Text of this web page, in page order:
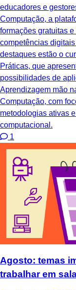
educadores e
Computação, a
formações gratuitas
competências
destaques estão o
Práticas, que
possibilidades de
Aprendizagem mão
Computação, com
metodologias ativas
computacional.
1
Agosto: temas
trabalhar em